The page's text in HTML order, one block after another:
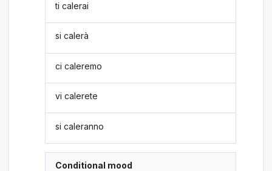
ti calerai
si calerà
ci caleremo
vi calerete
si caleranno
Conditional mood